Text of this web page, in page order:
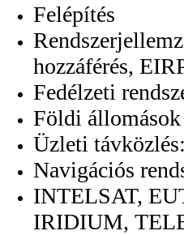
Felépítés
hozzáférés,
Fedélzeti
Földi állomások
Üzleti
Navigációs
INTELSAT,
IRIDIUM,